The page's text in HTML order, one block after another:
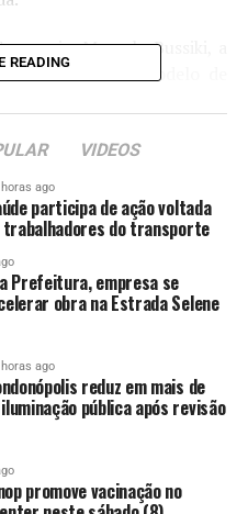
Marcelo Bussiki, a
favorável ao modelo de
vir a receber a quantia
que sejam concedidos
proposta interessante
avançada”, explica o
Procuradoria Geral do
a credibilidade jurídica
será encaminhado à
por sua vez, remeterá à
das dívidas, é
de aumentar a nota de
READING
VIDEOS
ago
participa de ação voltada
do transporte
Prefeitura, empresa se
obra na Estrada Selene
ago
reduz em mais de
pública após revisão
promove vacinação no